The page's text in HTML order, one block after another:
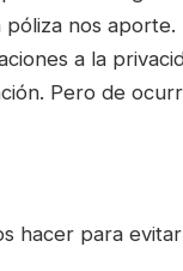
nos
a la
Pero de
hacer para